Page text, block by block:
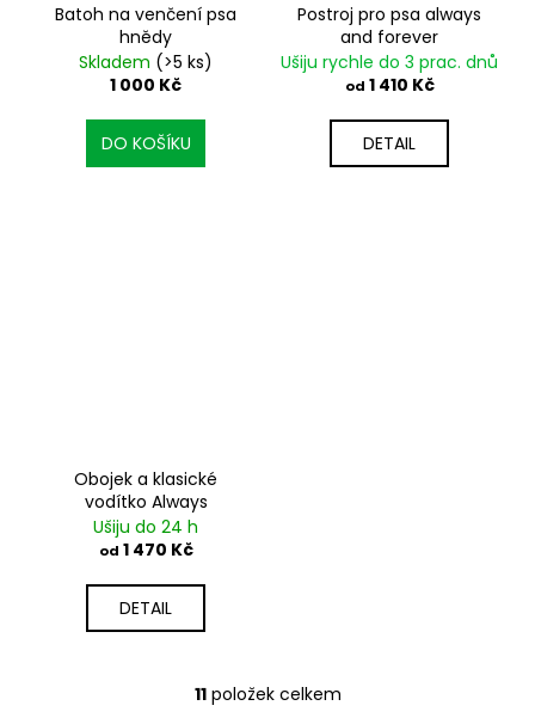
Batoh na venčení psa
hnědy
Skladem (>5 ks)
1 000 Kč
DO KOŠÍKU
Postroj pro psa always
and forever
Ušiju rychle do 3 prac. dnů
od 1 410 Kč
DETAIL
Obojek a klasické
vodítko Always
Ušiju do 24 h
od 1 470 Kč
DETAIL
O
11položek celkem